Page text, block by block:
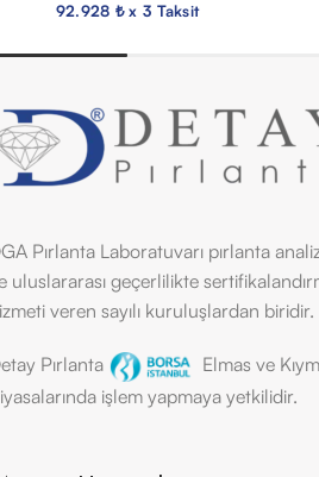
92.928 ₺ x 3 Taksit
Pırlanta Laboratuvarı pırlanta
uluslararası geçerlilikte
veren sayılı kuruluşlardan biridir.
Pırlanta
Elmas ve
işlem yapmaya yetkilidir.